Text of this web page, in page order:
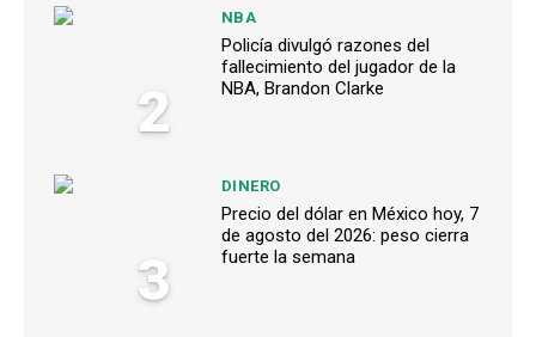
2
NBA
Policía divulgó razones del
fallecimiento del jugador de la
NBA, Brandon Clarke
3
DINERO
Precio del dólar en México hoy, 7
de agosto del 2026: peso cierra
fuerte la semana